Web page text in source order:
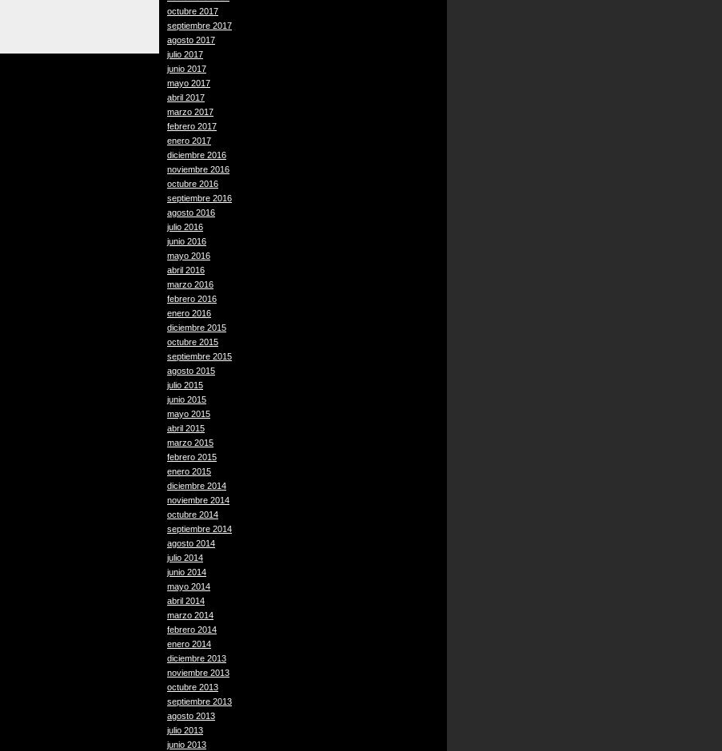
octubre 2017
septiembre 2017
agosto 2017
julio 2017
junio 2017
mayo 2017
abril 2017
marzo 2017
febrero 2017
enero 2017
diciembre 2016
noviembre 2016
octubre 2016
septiembre 2016
agosto 2016
julio 2016
junio 2016
mayo 2016
abril 2016
marzo 2016
febrero 2016
enero 2016
diciembre 2015
octubre 2015
septiembre 2015
agosto 2015
julio 2015
junio 2015
mayo 2015
abril 2015
marzo 2015
febrero 2015
enero 2015
diciembre 2014
noviembre 2014
octubre 2014
septiembre 2014
agosto 2014
julio 2014
junio 2014
mayo 2014
abril 2014
marzo 2014
febrero 2014
enero 2014
diciembre 2013
noviembre 2013
octubre 2013
septiembre 2013
agosto 2013
julio 2013
junio 2013